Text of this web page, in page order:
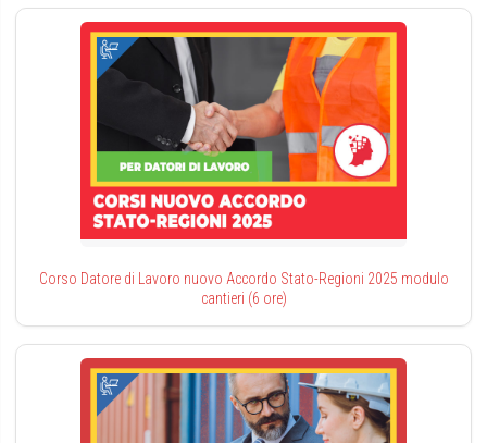
Corso Datore di Lavoro nuovo Accordo Stato-Regioni 2025 modulo
cantieri (6 ore)